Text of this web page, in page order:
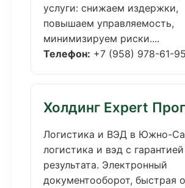
услуги: снижаем издержки,
повышаем управляемость,
минимизируем риски....
Телефон: +7 (958) 978-61-95
Холдинг Expert
Логистика и ВЭД в Южно-
логистика и вэд с гарантией
результата. Электронный
документооборот, быстрая